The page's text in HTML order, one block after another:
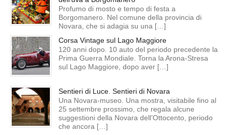
Profumo di mosto e tempo di festa a
Borgomanero. Nel comune della provincia di
Novara, che si adagia su una […]
Corsa Vintage sul Lago Maggiore
120 anni dopo. 10 auto del periodo precedente la
Prima Guerra Mondiale. Torna la Arona-Stresa
sul Lago Maggiore, dopo aver […]
Sentieri di Luce. Sentieri di Novara
Una Novara-museo. Una mostra, visitabile fino al
25 settembre prossimo, che regala alcune
suggestioni della Novara dell’Ottocento, periodo
che ancora […]